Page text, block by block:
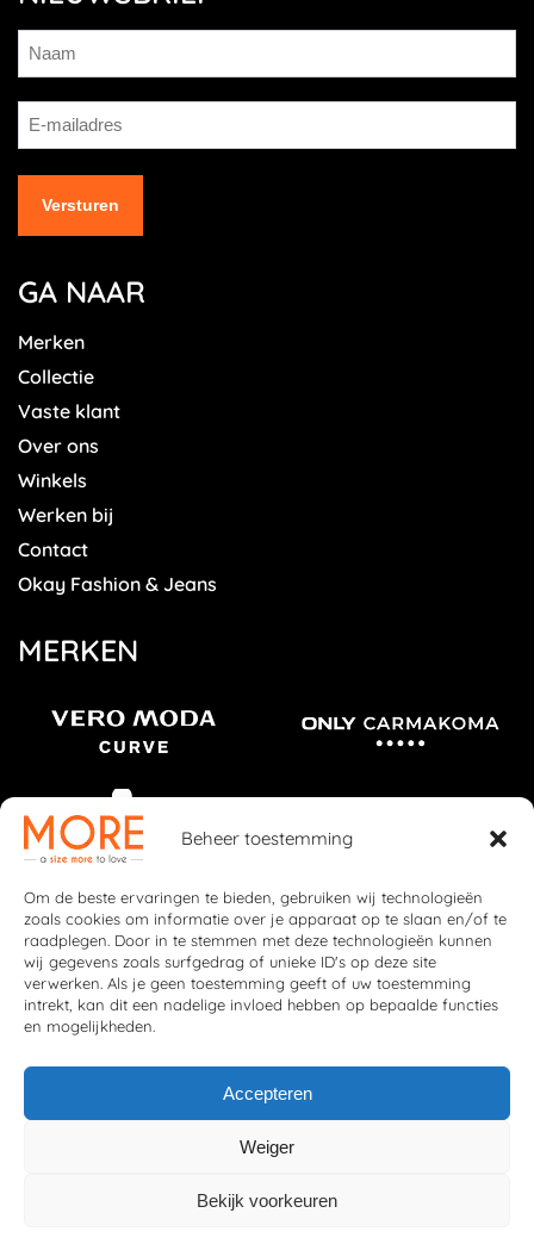
Beheer toestemming
Om de beste ervaringen te bieden, gebruiken wij technologieën
zoals cookies om informatie over je apparaat op te slaan en/of te
raadplegen. Door in te stemmen met deze technologieën kunnen
wij gegevens zoals surfgedrag of unieke ID's op deze site
verwerken. Als je geen toestemming geeft of uw toestemming
intrekt, kan dit een nadelige invloed hebben op bepaalde functies
en mogelijkheden.
Accepteren
Weiger
Bekijk voorkeuren
GA NAAR
Merken
Collectie
Vaste klant
Over ons
Winkels
Werken bij
Contact
Okay Fashion & Jeans
MERKEN
Cookiebeleid